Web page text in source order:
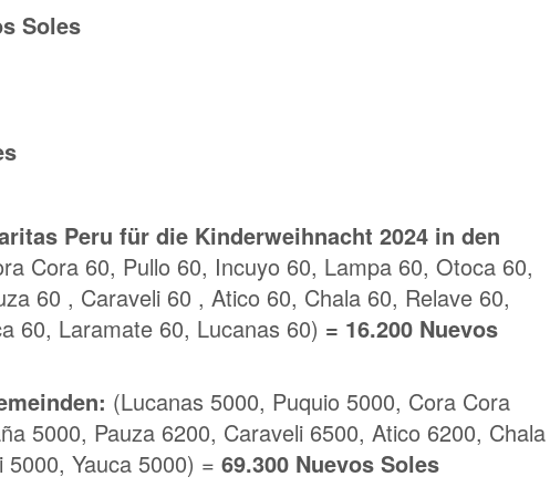
Soles
Peru für die Kinderweihnacht 2024 in den
Cora 60, Pullo 60, Incuyo 60, Lampa 60, Otoca 60,
60 , Caraveli 60 , Atico 60, Chala 60, Relave 60,
60, Laramate 60, Lucanas 60) = 16.200 Nuevos
(Lucanas 5000, Puquio 5000, Cora Cora
5000, Pauza 6200, Caraveli 6500, Atico 6200, Chala
Yauca 5000) = 69.300 Nuevos Soles